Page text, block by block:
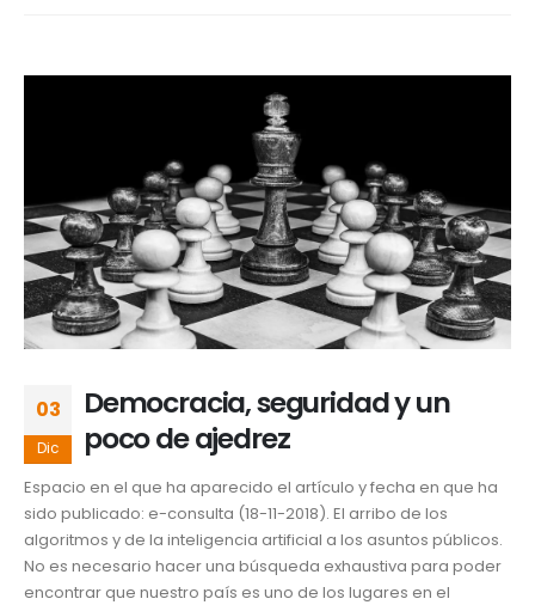
03
Dic
Democracia, seguridad y un
poco de ajedrez
Espacio en el que ha aparecido el artículo y fecha en que ha
sido publicado: e-consulta (18-11-2018). El arribo de los
algoritmos y de la inteligencia artificial a los asuntos públicos.
No es necesario hacer una búsqueda exhaustiva para poder
encontrar que nuestro país es uno de los lugares en el